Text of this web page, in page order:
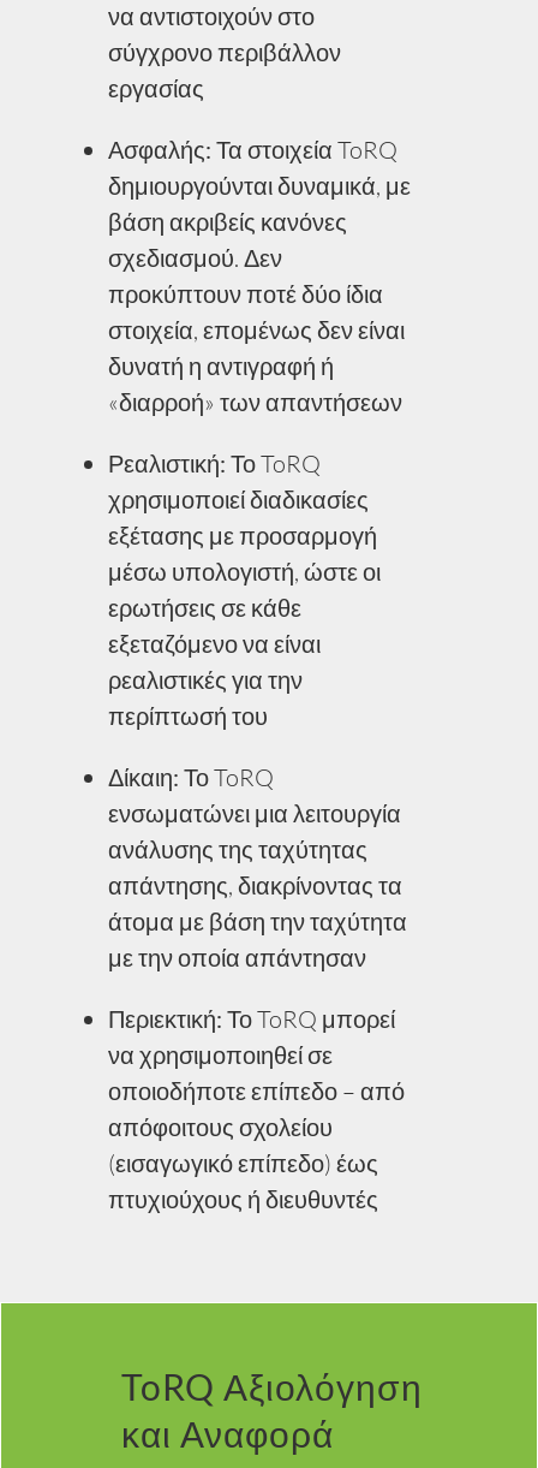
να αντιστοιχούν στο
σύγχρονο περιβάλλον
εργασίας
Ασφαλής: Τα στοιχεία ToRQ
δημιουργούνται δυναμικά, με
βάση ακριβείς κανόνες
σχεδιασμού. Δεν
προκύπτουν ποτέ δύο ίδια
στοιχεία, επομένως δεν είναι
δυνατή η αντιγραφή ή
«διαρροή» των απαντήσεων
Ρεαλιστική: Το ToRQ
χρησιμοποιεί διαδικασίες
εξέτασης με προσαρμογή
μέσω υπολογιστή, ώστε οι
ερωτήσεις σε κάθε
εξεταζόμενο να είναι
ρεαλιστικές για την
περίπτωσή του
Δίκαιη: Το ToRQ
ενσωματώνει μια λειτουργία
ανάλυσης της ταχύτητας
απάντησης, διακρίνοντας τα
άτομα με βάση την ταχύτητα
με την οποία απάντησαν
Περιεκτική: Το ToRQ μπορεί
να χρησιμοποιηθεί σε
οποιοδήποτε επίπεδο – από
απόφοιτους σχολείου
(εισαγωγικό επίπεδο) έως
πτυχιούχους ή διευθυντές
ToRQ Αξιολόγηση
και Αναφορά